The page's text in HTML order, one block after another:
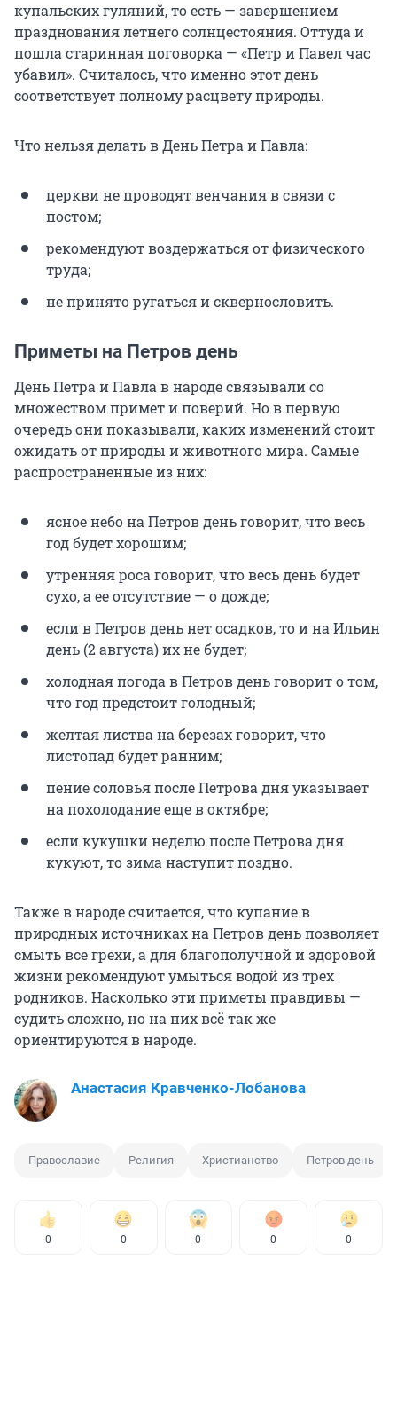
купальских гуляний, то есть — завершением
празднования летнего солнцестояния. Оттуда и
пошла старинная поговорка — «Петр и Павел час
убавил». Считалось, что именно этот день
соответствует полному расцвету природы.
Что нельзя делать в День Петра и Павла:
церкви не проводят венчания в связи с
постом;
рекомендуют воздержаться от физического
труда;
не принято ругаться и сквернословить.
Приметы на Петров день
День Петра и Павла в народе связывали со
множеством примет и поверий. Но в первую
очередь они показывали, каких изменений стоит
ожидать от природы и животного мира. Самые
распространенные из них:
ясное небо на Петров день говорит, что весь
год будет хорошим;
утренняя роса говорит, что весь день будет
сухо, а ее отсутствие — о дожде;
если в Петров день нет осадков, то и на Ильин
день (2 августа) их не будет;
холодная погода в Петров день говорит о том,
что год предстоит голодный;
желтая листва на березах говорит, что
листопад будет ранним;
пение соловья после Петрова дня указывает
на похолодание еще в октябре;
если кукушки неделю после Петрова дня
кукуют, то зима наступит поздно.
Также в народе считается, что купание в
природных источниках на Петров день позволяет
смыть все грехи, а для благополучной и здоровой
жизни рекомендуют умыться водой из трех
родников. Насколько эти приметы правдивы —
судить сложно, но на них всё так же
ориентируются в народе.
Анастасия Кравченко-Лобанова
Православие Религия Христианство Петров день
0 0 0 0 0